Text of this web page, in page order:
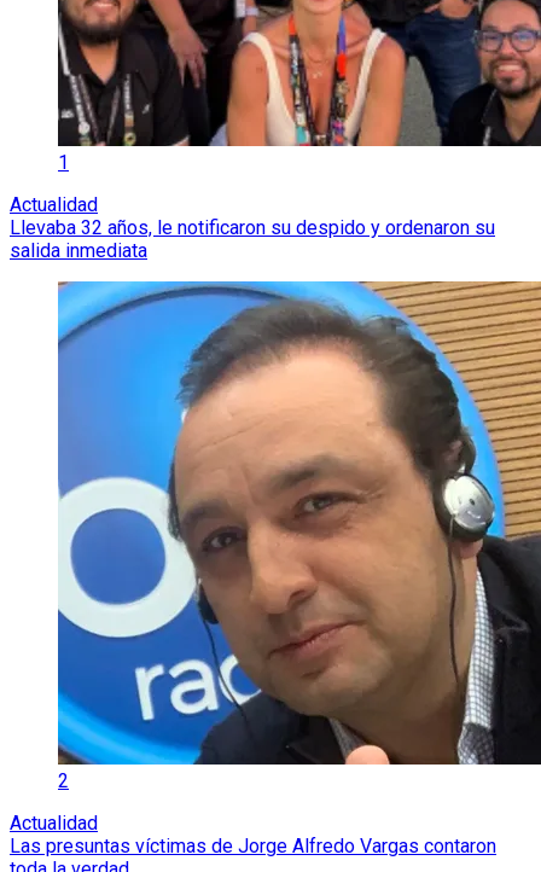
1
Actualidad
Llevaba 32 años, le notificaron su despido y ordenaron su
salida inmediata
2
Actualidad
Las presuntas víctimas de Jorge Alfredo Vargas contaron